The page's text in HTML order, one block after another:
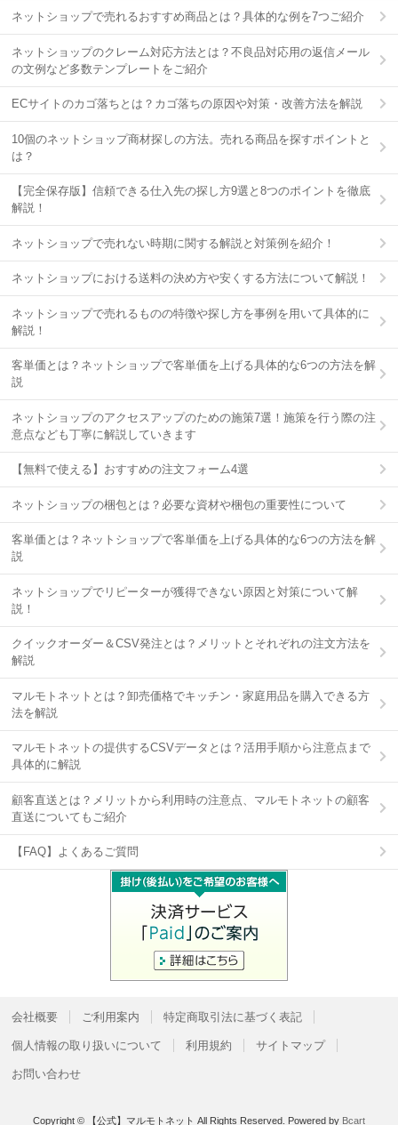
ネットショップで売れるおすすめ商品とは？具体的な例を7つご紹介
ネットショップのクレーム対応方法とは？不良品対応用の返信メール
の文例など多数テンプレートをご紹介
ECサイトのカゴ落ちとは？カゴ落ちの原因や対策・改善方法を解説
10個のネットショップ商材探しの方法。売れる商品を探すポイントと
は？
【完全保存版】信頼できる仕入先の探し方9選と8つのポイントを徹底
解説！
ネットショップで売れない時期に関する解説と対策例を紹介！
ネットショップにおける送料の決め方や安くする方法について解説！
ネットショップで売れるものの特徴や探し方を事例を用いて具体的に
解説！
客単価とは？ネットショップで客単価を上げる具体的な6つの方法を解
説
ネットショップのアクセスアップのための施策7選！施策を行う際の注
意点なども丁寧に解説していきます
【無料で使える】おすすめの注文フォーム4選
ネットショップの梱包とは？必要な資材や梱包の重要性について
客単価とは？ネットショップで客単価を上げる具体的な6つの方法を解
説
ネットショップでリピーターが獲得できない原因と対策について解
説！
クイックオーダー＆CSV発注とは？メリットとそれぞれの注文方法を
解説
マルモトネットとは？卸売価格でキッチン・家庭用品を購入できる方
法を解説
マルモトネットの提供するCSVデータとは？活用手順から注意点まで
具体的に解説
顧客直送とは？メリットから利用時の注意点、マルモトネットの顧客
直送についてもご紹介
【FAQ】よくあるご質問
会社概要 ご利用案内 特定商取引法に基づく表記
個人情報の取り扱いについて 利用規約 サイトマップ
お問い合わせ
Copyright © 【公式】マルモトネット All Rights Reserved. Powered by Bcart